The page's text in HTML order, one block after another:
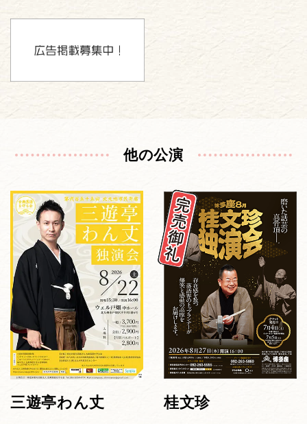
他の公演
三遊亭わん丈 桂文珍